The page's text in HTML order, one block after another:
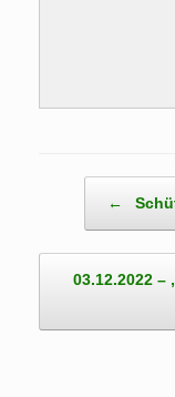
←
03.12.2022 –